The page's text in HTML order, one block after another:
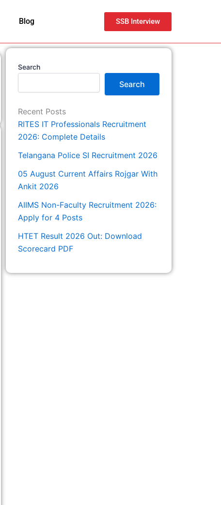
Blog SSB Interview
Search
Search
Recent Posts
RITES IT Professionals Recruitment
2026: Complete Details
Telangana Police SI Recruitment 2026
05 August Current Affairs Rojgar With
Ankit 2026
AIIMS Non-Faculty Recruitment 2026:
Apply for 4 Posts
HTET Result 2026 Out: Download
Scorecard PDF